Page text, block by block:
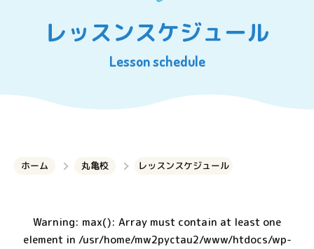
レッスンスケジュール
Lesson schedule
ホーム 丸亀校 レッスンスケジュール
Warning: max(): Array must contain at least one
element in /usr/home/mw2pyctau2/www/htdocs/wp-